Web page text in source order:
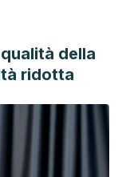
della
ridotta